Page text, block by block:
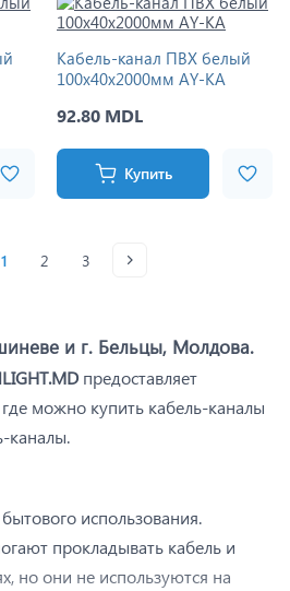
Кабель-канал ПВХ белый
100x40x2000мм AY-KA
92.80 MDL
Купить
1 2 3
и г. Бельцы, Молдова.
предоставляет
можно купить кабель-каналы
каналы.
использования.
прокладывать кабель и
но они не используются на